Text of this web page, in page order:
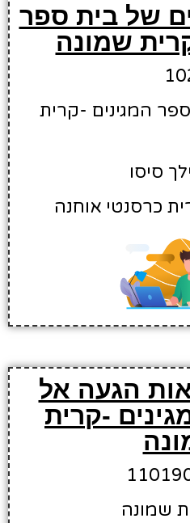
של בית ספר
שמונה
המגינים -קרית
סיסו
כרסנטי אוחנה
הגעה אל
-קרית
שמונה